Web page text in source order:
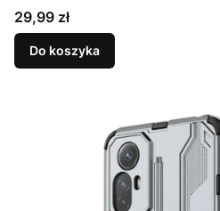
Cena
29,99 zł
Do koszyka